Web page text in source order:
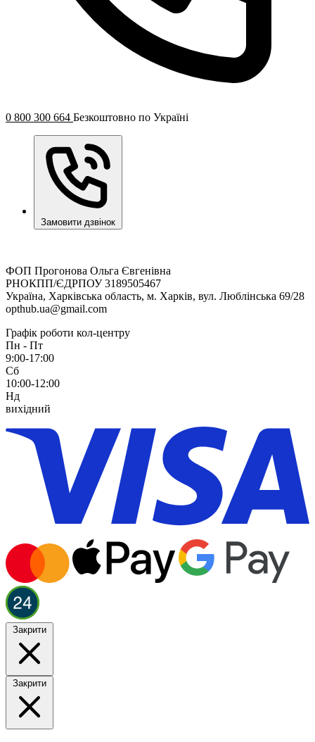
0 800 300 664 Безкоштовно по Україні
Замовити дзвінок
ФОП Прогонова Ольга Євгенівна
РНОКПП/ЄДРПОУ 3189505467
Україна, Харківська область, м. Харків, вул. Люблінська 69/28
opthub.ua@gmail.com
Графік роботи кол-центру
Пн - Пт
9:00-17:00
Сб
10:00-12:00
Нд
вихідний
Закрити
Закрити